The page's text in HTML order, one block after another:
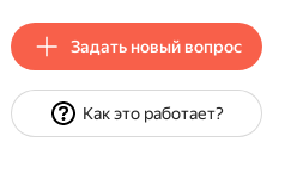
Задать новый вопрос
Как это работает?